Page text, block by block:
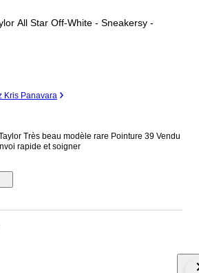
All Star Off-White - Sneakersy -
Kris Panavara
beau modèle rare Pointure 39 Vendu
sa boîte d’origine Envoi rapide et soigner